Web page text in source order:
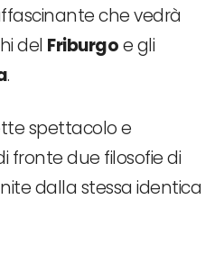
che vedrà
del Friburgoe gli
.
spettacolo e
fronte due filosofie di
dalla stessa identica